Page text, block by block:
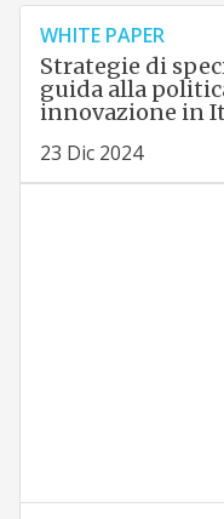
WHITE PAPER
Strategie di
guida alla
innovazione in
23 Dic 2024